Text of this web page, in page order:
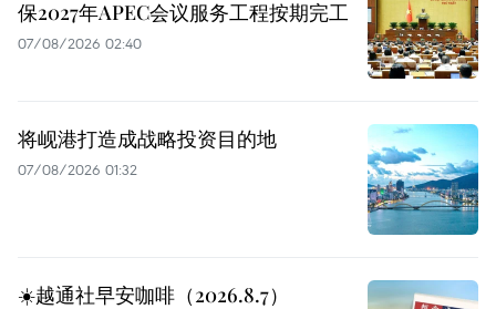
保2027年APEC会议服务工程按期完工
07/08/2026 02:40
将岘港打造成战略投资目的地
07/08/2026 01:32
☀️越通社早安咖啡（2026.8.7）